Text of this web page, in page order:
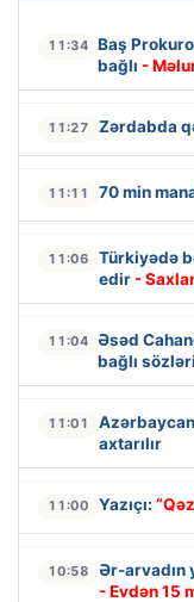
11:34 Baş
bağlı -
11:27 Zərdabda
11:11 70 min
11:06
Türkiyədə
edir -
11:04
Əsəd
bağlı
11:01
axtarılır
11:00 Yazıçı:
10:58
Ər-arvadın
- Evdən 15